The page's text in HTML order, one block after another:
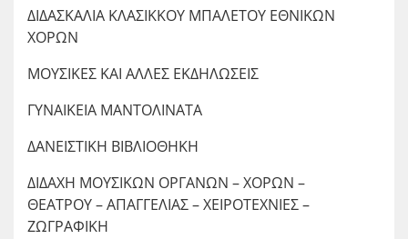
ΔΙΔΑΣΚΑΛΙΑ ΚΛΑΣΙΚΚΟΥ ΜΠΑΛΕΤΟΥ ΕΘΝΙΚΩΝ
ΧΟΡΩΝ
ΜΟΥΣΙΚΕΣ ΚΑΙ ΑΛΛΕΣ ΕΚΔΗΛΩΣΕΙΣ
ΓΥΝΑΙΚΕΙΑ ΜΑΝΤΟΛΙΝΑΤΑ
ΔΑΝΕΙΣΤΙΚΗ ΒΙΒΛΙΟΘΗΚΗ
ΔΙΔΑΧΗ ΜΟΥΣΙΚΩΝ ΟΡΓΑΝΩΝ – ΧΟΡΩΝ –
ΘΕΑΤΡΟΥ – ΑΠΑΓΓΕΛΙΑΣ – ΧΕΙΡΟΤΕΧΝΙΕΣ –
ΖΩΓΡΑΦΙΚΗ